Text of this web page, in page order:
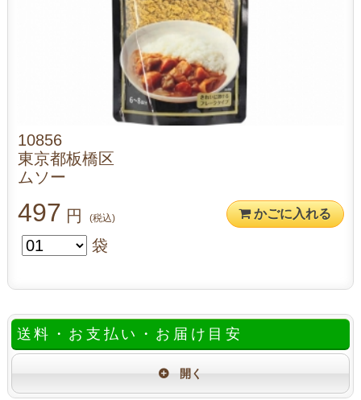
10856
東京都板橋区
ムソー
497 円 (税込) かごに入れる
袋
送料・お支払い・お届け目安